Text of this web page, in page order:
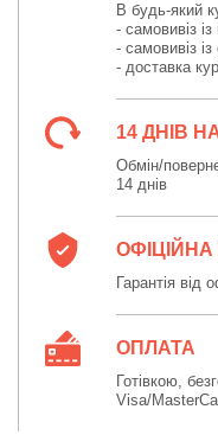
В будь-який
- самовивіз
- самовивіз
- доставка
14 ДНІВ
Обмін/
14 днів
ОФІЦІЙНА
Гарантія від
ОПЛАТА
Готівкою,
Visa/